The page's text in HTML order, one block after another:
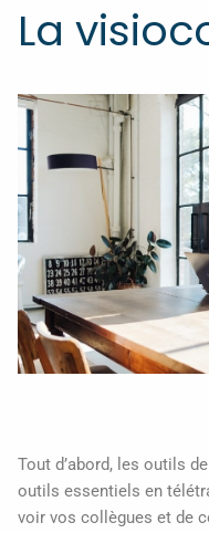
La
Tout d’abord, les outils
outils essentiels en
voir vos collègues et de